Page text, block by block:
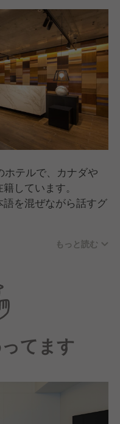
偶然や一時的なもの
と、当たり前のことを
信頼に繋がっていま
という想いが、それ
たい」と働くうちに
キャリアを築きたい
ちしています。
ホテルで、カナダや
しています。
を混ぜながら話すグ
、お客様のニーズを
ら考えて行動できる
め、何を変えていく
評価を受ける組織で
もっと読む
てます